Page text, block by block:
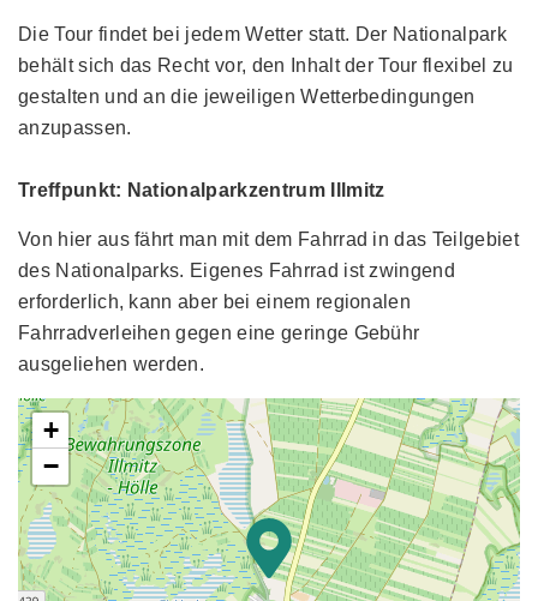
Die Tour findet bei jedem Wetter statt. Der Nationalpark
behält sich das Recht vor, den Inhalt der Tour flexibel zu
gestalten und an die jeweiligen Wetterbedingungen
anzupassen.
Treffpunkt: Nationalparkzentrum Illmitz
Von hier aus fährt man mit dem Fahrrad in das Teilgebiet
des Nationalparks. Eigenes Fahrrad ist zwingend
erforderlich, kann aber bei einem regionalen
Fahrradverleihen gegen eine geringe Gebühr
ausgeliehen werden.
+
−